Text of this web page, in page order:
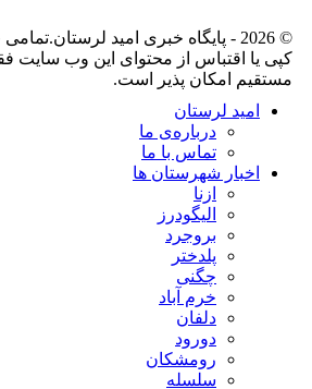
© 2026 - پایگاه خبری اميد لرستان.تمامی حقوق محفوظ است.
کپی یا اقتباس از محتوای این وب سایت
مستقیم امکان پذیر است.
امید لرستان
درباره‌ی ما
تماس با ما
اخبار شهرستان ها
ازنا
الیگودرز
بروجرد
پلدختر
چگنی
خرم آباد
دلفان
دورود
رومشکان
سلسله